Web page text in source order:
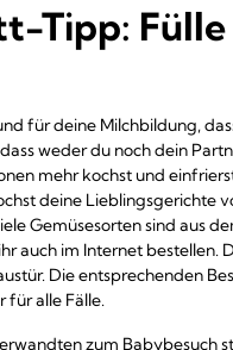
Tipp:
für deine Milchbildung,
weder du noch dein
mehr kochst und
deine Lieblingsgerichte
Gemüsesorten sind aus
auch im Internet
Die entsprechenden
für alle Fälle.
zum Babybesuch